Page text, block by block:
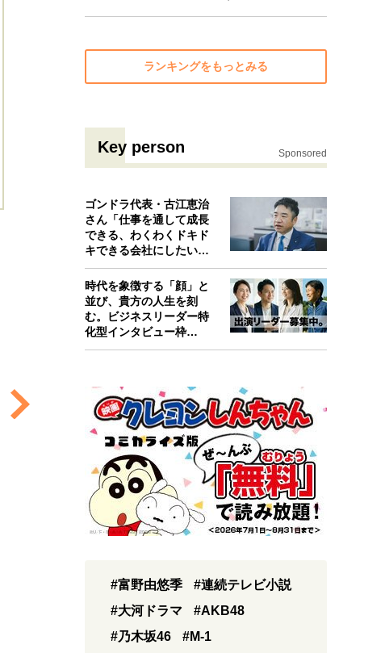
ランキングをもっとみる
Key person Sponsored
ゴンドラ代表・古江恵治
さん「仕事を通して成長
できる、わくわくドキド
キできる会社にしたいと
考えたんで…
時代を象徴する「顔」と
並び、貴方の人生を刻
む。ビジネスリーダー特
化型インタビュー枠
『Key person』始…
#富野由悠季
#連続テレビ小説
#大河ドラマ
#AKB48
#乃木坂46
#M-1